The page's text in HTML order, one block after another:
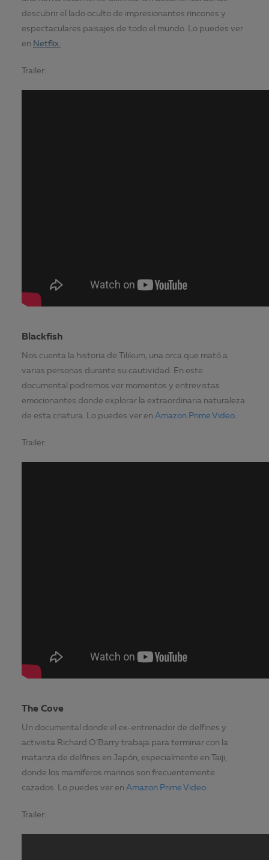
descubrir el lado oculto de impresionantes rincones y
espectaculares paisajes de todo el mundo. Lo puedes ver
en Netflix.
Trailer:
Blackfish
Nos cuenta la historia de Tilikum, una orca que mató a
varias personas durante su cautividad. En este
documental podremos ver momentos y entrevistas
emocionantes donde explorar la extraordinaria naturaleza
de esta criatura. Lo puedes ver en Amazon Prime Video.
Trailer:
The Cove
Un documental donde el ex-entrenador de delfines y
activista Richard O’Barry trabaja para terminar con la
matanza de delfines en Japón, especialmente en Taiji,
donde los mamíferos marinos son frecuentemente
cazados. Lo puedes ver en Amazon Prime Video.
Trailer: